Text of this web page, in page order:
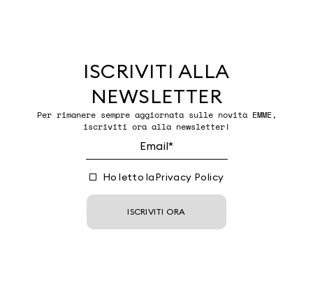
ISCRIVITI ALLA
NEWSLETTER
Per rimanere sempre aggiornata sulle novità EMME,
iscriviti ora alla newsletter!
Ho letto laPrivacy Policy
ISCRIVITI ORA